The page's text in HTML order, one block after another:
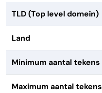
TLD (Top level domein)
Land
Minimum aantal tekens
Maximum aantal tekens